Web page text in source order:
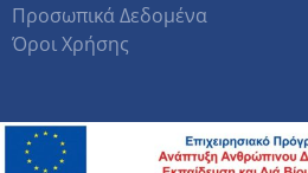
Προσωπικά Δεδομένα
Όροι Χρήσης